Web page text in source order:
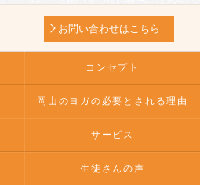
お問い合わせはこちら
コンセプト
岡山のヨガの必要とされる理由
サービス
生徒さんの声